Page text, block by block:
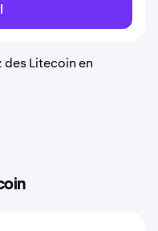
Litecoin en